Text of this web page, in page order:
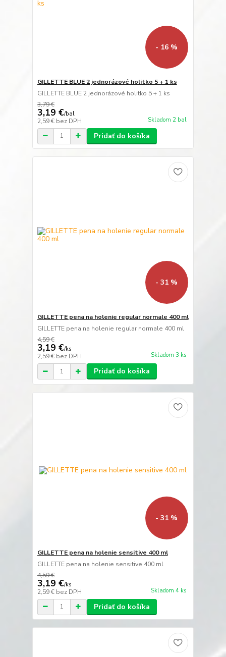
- 16 %
GILLETTE BLUE 2 jednorázové holitko 5 + 1 ks
GILLETTE BLUE 2 jednorázové holitko 5 + 1 ks
3,79 €
3,19 €/bal
2,59 € bez DPH Skladom 2 bal
Pridať do košíka
- 31 %
GILLETTE pena na holenie regular normale 400 ml
GILLETTE pena na holenie regular normale 400 ml
4,59 €
3,19 €/ks
2,59 € bez DPH Skladom 3 ks
Pridať do košíka
- 31 %
GILLETTE pena na holenie sensitive 400 ml
GILLETTE pena na holenie sensitive 400 ml
4,59 €
3,19 €/ks
2,59 € bez DPH Skladom 4 ks
Pridať do košíka